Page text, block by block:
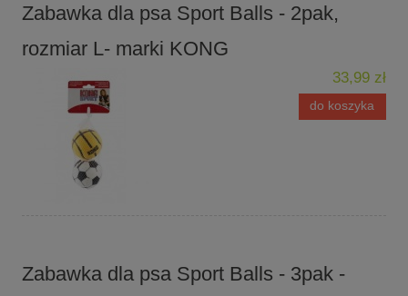
Zabawka dla psa Sport Balls - 2pak,
rozmiar L- marki KONG
33,99 zł
do koszyka
Zabawka dla psa Sport Balls - 3pak -